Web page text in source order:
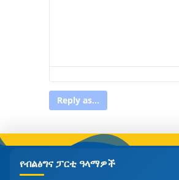
Reply as...
የብልፅግና ፓርቲ ዓላማዎች